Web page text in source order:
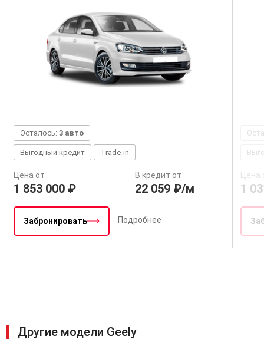
Осталось: 3 авто
Выгодный кредит Trade-in
Цена от
1 853 000 ₽
В кредит от
22 059 ₽/м
Забронировать Подробнее
Цена
1
Другие модели Geely